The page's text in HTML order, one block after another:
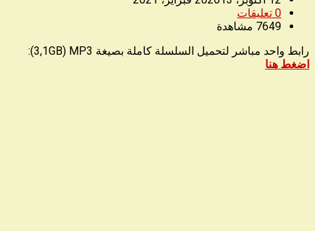
0 تعليقات
7649 مشاهدة
رابط واحد مباشر لتحميل السلسلة كاملة بصيغة 3,1GB) MP3):
اضغط هنا